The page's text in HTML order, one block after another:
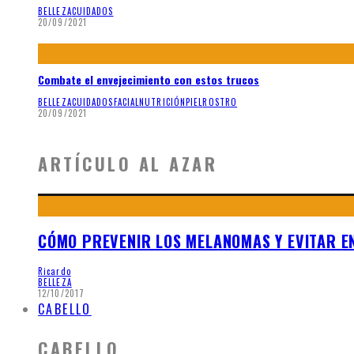
BELLEZACUIDADOS
20/09/2021
Combate el envejecimiento con estos trucos
BELLEZACUIDADOSFACIALNUTRICIÓNPIELROSTRO
20/09/2021
ARTÍCULO AL AZAR
CÓMO PREVENIR LOS MELANOMAS Y EVITAR
Ricardo
BELLEZA
12/10/2017
CABELLO
CABELLO